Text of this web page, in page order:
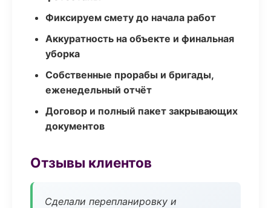
Фиксируем смету до начала работ
Аккуратность на объекте и финальная
уборка
Собственные прорабы и бригады,
еженедельный отчёт
Договор и полный пакет закрывающих
документов
Отзывы клиентов
Сделали перепланировку и